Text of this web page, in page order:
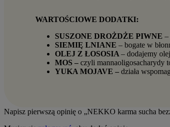
WARTOŚCIOWE DODATKI:
SUSZONE DROŻDŻE PIWNE –
SIEMIĘ LNIANE – bogate w
OLEJ Z ŁOSOSIA – dodajemy
MOS – czyli mannaoligosacharydy
YUKA MOJAVE – działa
Napisz pierwszą opinię o „NEKKO karma sucha